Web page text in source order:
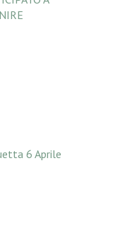
6 Aprile